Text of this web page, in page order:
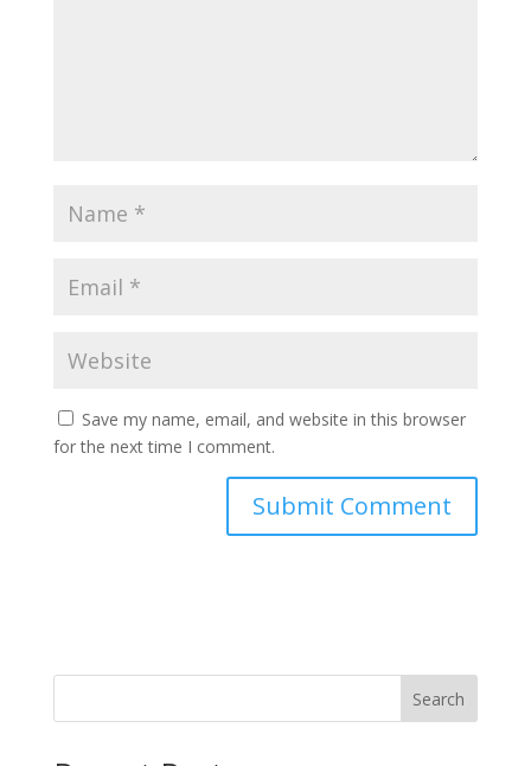
Save my name, email, and website in this browser
for the next time I comment.
Search